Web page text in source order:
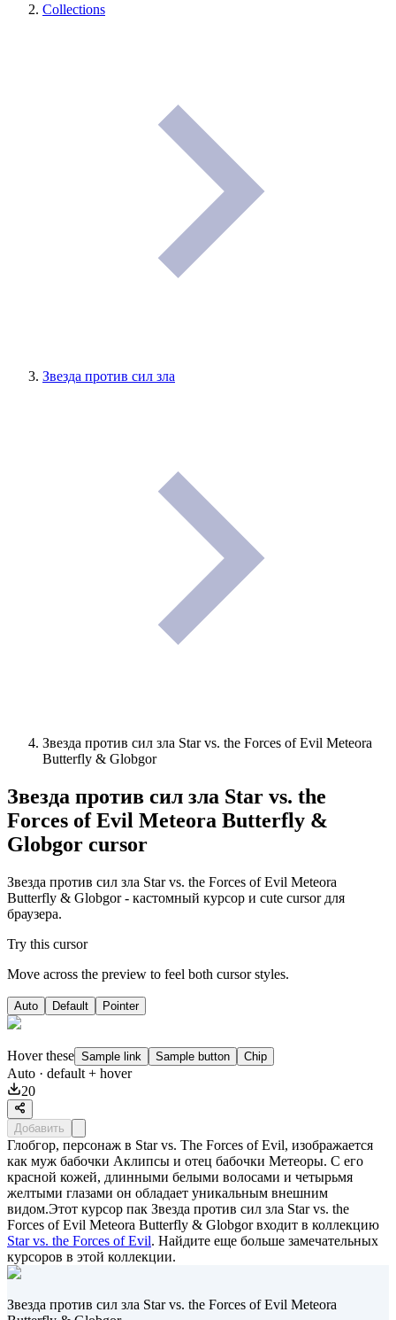
Collections
Звезда против сил зла
Звезда против сил зла Star vs. the Forces of Evil Meteora
Butterfly & Globgor
Звезда против сил зла Star vs. the
Forces of Evil Meteora Butterfly &
Globgor cursor
Звезда против сил зла Star vs. the Forces of Evil Meteora
Butterfly & Globgor - кастомный курсор и cute cursor для
браузера.
Try this cursor
Move across the preview to feel both cursor styles.
Auto Default Pointer
Hover these Sample link Sample button Chip
Auto · default + hover
20
Добавить
Глобгор, персонаж в Star vs. The Forces of Evil, изображается
как муж бабочки Аклипсы и отец бабочки Метеоры. С его
красной кожей, длинными белыми волосами и четырьмя
желтыми глазами он обладает уникальным внешним
видом.Этот курсор пак Звезда против сил зла Star vs. the
Forces of Evil Meteora Butterfly & Globgorвходит в коллекцию
Star vs. the Forces of Evil. Найдите еще больше замечательных
курсоров в этой коллекции.
Звезда против сил зла Star vs. the Forces of Evil Meteora